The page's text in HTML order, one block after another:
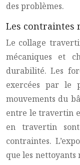
des problèmes.
Les contraintes
Le collage
mécaniques et
durabilité. Les
exercées par le
mouvements du
entre letravertin
en travertin
contraintes.
que les nettoyants